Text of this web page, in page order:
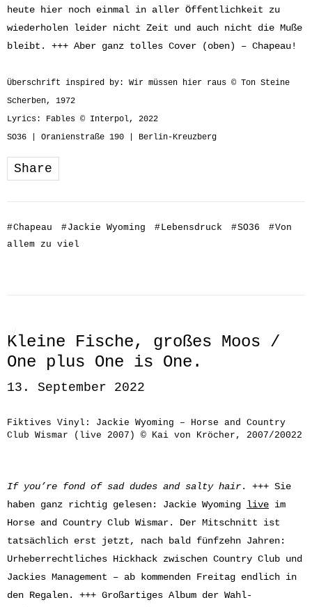
heute hier noch einmal in aller Öffentlichkeit zu
wiederholen leider nicht Zeit und auch nicht die Muße
bleibt. +++ Aber ganz tolles Cover (oben) – Chapeau!
Überschrift inspired by: Wir müssen hier raus © Ton Steine
Scherben, 1972
Lyrics: Fables © Interpol, 2022
SO36 | Oranienstraße 190 | Berlin-Kreuzberg
Share
#Chapeau #Jackie Wyoming #Lebensdruck #SO36 #Von
allem zu viel
Kleine Fische, großes Moos /
One plus One is One.
13. September 2022
Fiktives Vinyl: Jackie Wyoming – Horse and Country
Club Wismar (live 2007) © Kai von Kröcher, 2007/20022
If you’re fond of sad dudes and salty hair. +++ Sie
haben ganz richtig gelesen: Jackie Wyoming live im
Horse and Country Club Wismar. Der Mitschnitt ist
tatsächlich erst jetzt, nach bald fünfzehn Jahren:
Urheberrechtliches Hickhack zwischen Country Club und
Jackies Management – ab kommenden Freitag endlich in
den Regalen. +++ Großartiges Album der Wahl-